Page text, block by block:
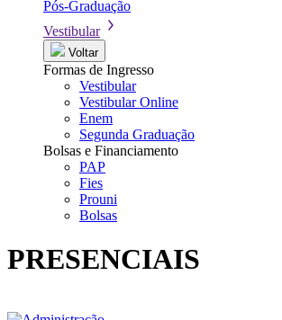
Pós-Graduação
Vestibular
Voltar
Formas de Ingresso
Vestibular
Vestibular Online
Enem
Segunda Graduação
Bolsas e Financiamento
PAP
Fies
Prouni
Bolsas
PRESENCIAIS